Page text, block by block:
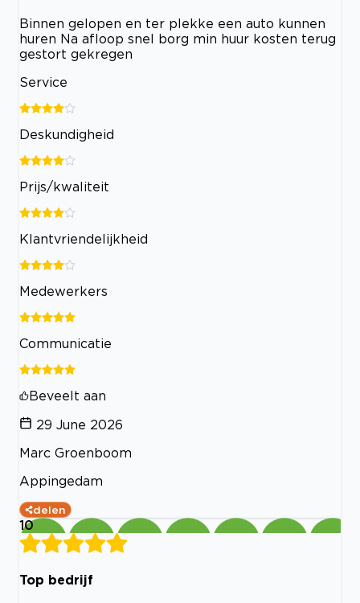
Binnen gelopen en ter plekke een auto kunnen
huren Na afloop snel borg min huur kosten terug
gestort gekregen
Service
Deskundigheid
Prijs/kwaliteit
Klantvriendelijkheid
Medewerkers
Communicatie
Beveelt aan
29 June 2026
Marc Groenboom
Appingedam
delen
10
Top bedrijf